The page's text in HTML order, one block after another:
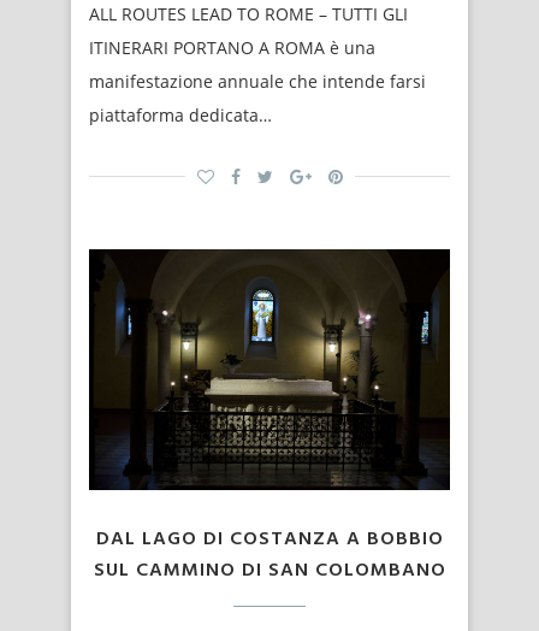
ALL ROUTES LEAD TO ROME – TUTTI GLI
ITINERARI PORTANO A ROMA è una
manifestazione annuale che intende farsi
piattaforma dedicata…
DAL LAGO DI COSTANZA A BOBBIO
SUL CAMMINO DI SAN COLOMBANO